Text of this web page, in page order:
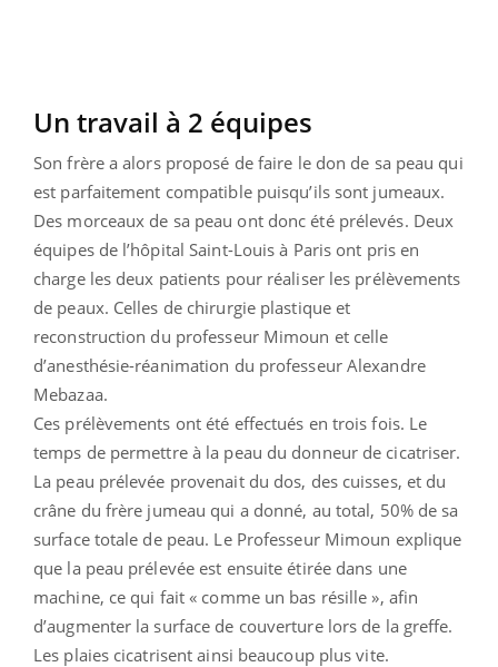
Un travail à 2 équipes
Son frère a alors proposé de faire le don de sa peau qui
est parfaitement compatible puisqu’ils sont jumeaux.
Des morceaux de sa peau ont donc été prélevés. Deux
équipes de l’hôpital Saint-Louis à Paris ont pris en
charge les deux patients pour réaliser les prélèvements
de peaux. Celles de chirurgie plastique et
reconstruction du professeur Mimoun et celle
d’anesthésie-réanimation du professeur Alexandre
Mebazaa.
Ces prélèvements ont été effectués en trois fois. Le
temps de permettre à la peau du donneur de cicatriser.
La peau prélevée provenait du dos, des cuisses, et du
crâne du frère jumeau qui a donné, au total, 50% de sa
surface totale de peau. Le Professeur Mimoun explique
que la peau prélevée est ensuite étirée dans une
machine, ce qui fait « comme un bas résille », afin
d’augmenter la surface de couverture lors de la greffe.
Les plaies cicatrisent ainsi beaucoup plus vite.